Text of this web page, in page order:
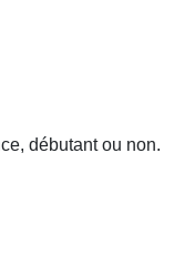
débutant ou non.